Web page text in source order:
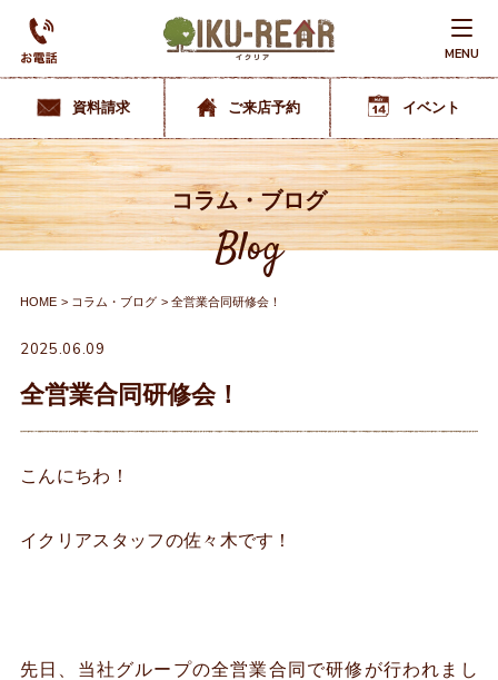
MENU
資料請求 ご来店予約 イベント
コラム・ブログ
Blog
HOME コラム・ブログ 全営業合同研修会！
2025.06.09
全営業合同研修会！
こんにちわ！
イクリアスタッフの佐々木です！
先日、当社グループの全営業合同で研修が行われまし